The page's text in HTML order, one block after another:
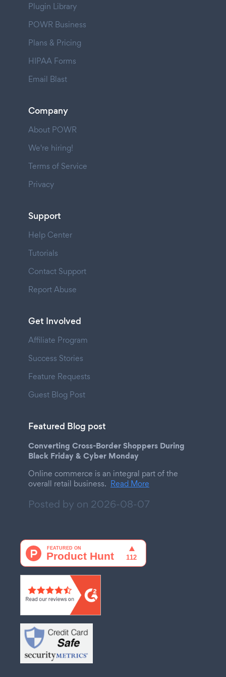
Plugin Library
POWR Business
Plans & Pricing
HIPAA Forms
Email Blast
Company
About POWR
We're hiring!
Terms of Service
Privacy
Support
Help Center
Tutorials
Contact Support
Report Abuse
Get Involved
Affiliate Program
Success Stories
Feature Requests
Guest Blog Post
Featured Blog post
Converting Cross-Border Shoppers During
Black Friday & Cyber Monday
Online commerce is an integral part of the
overall retail business. Read More
Posted by on 2026-08-07